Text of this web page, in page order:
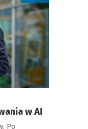
w AI
Po